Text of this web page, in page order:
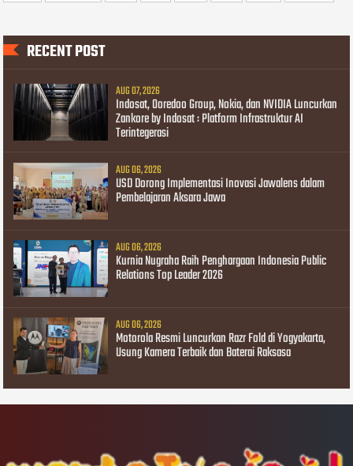
RECENT POST
AUG 07, 2026
Indosat, Ooredoo Group, Nokia, dan NVIDIA Luncurkan
Zankore by Indosat : Platform Infrastruktur AI
Terintegerasi
AUG 06, 2026
USD Dorong Implementasi Inovasi Jawalens dalam
Pembelajaran Aksara Jawa
AUG 06, 2026
Kurnia Nugraha Raih Penghargaan Indonesia Public
Relations Top Leader 2026
AUG 06, 2026
Motorola Resmi Luncurkan Razr Fold di Yogyakarta,
Usung Kamera Terbaik dan Baterai Raksasa